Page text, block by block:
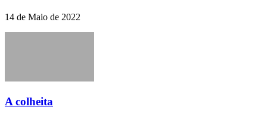
14 de Maio de 2022
A colheita